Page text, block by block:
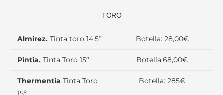
TORO
Almirez. Tinta toro 14,5º Botella: 28,00€
Pintia. Tinta Toro 15º Botella:68,00€
Thermentia Tinta Toro
15º
Botella: 285€